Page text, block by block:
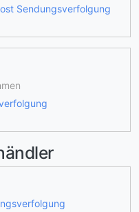
Sendungsverfolgung